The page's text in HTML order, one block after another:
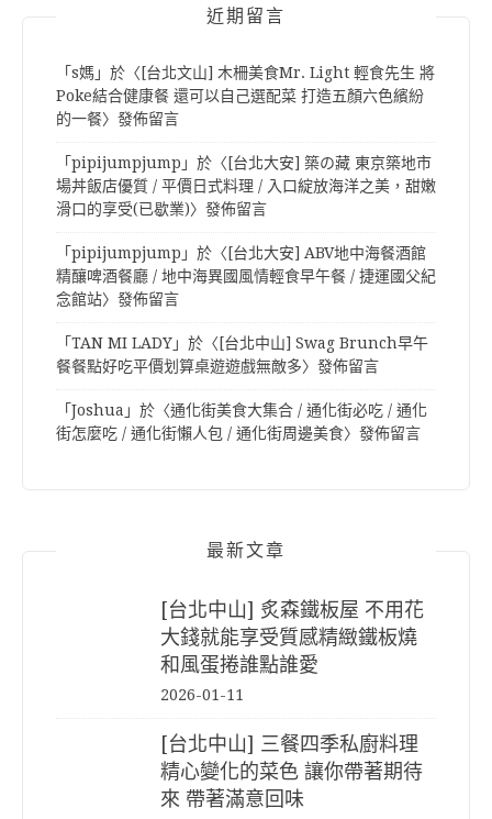
近期留言
「s媽 」於〈 [台北文山] 木柵美食Mr. Light 輕食先生 將
Poke結合健康餐 還可以自己選配菜 打造五顏六色繽紛
的一餐〉發佈留言
「pipijumpjump 」於〈 [台北大安] 築の藏 東京築地市
場丼飯店優質 / 平價日式料理 / 入口綻放海洋之美，甜嫩
滑口的享受(已歇業)〉發佈留言
「pipijumpjump 」於〈 [台北大安] ABV地中海餐酒館
精釀啤酒餐廳 / 地中海異國風情輕食早午餐 / 捷運國父紀
念館站〉發佈留言
「TAN MI LADY」於〈 [台北中山] Swag Brunch早午
餐餐點好吃平價划算桌遊遊戲無敵多〉發佈留言
「Joshua 」於〈通化街美食大集合 / 通化街必吃 / 通化
街怎麼吃 / 通化街懶人包 / 通化街周邊美食〉發佈留言
最新文章
[台北中山] 炙森鐵板屋 不用花
大錢就能享受質感精緻鐵板燒
和風蛋捲誰點誰愛
2026-01-11
[台北中山] 三餐四季私廚料理
精心變化的菜色 讓你帶著期待
來 帶著滿意回味